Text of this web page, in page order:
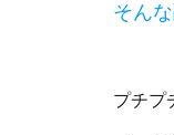
そん
プチプ